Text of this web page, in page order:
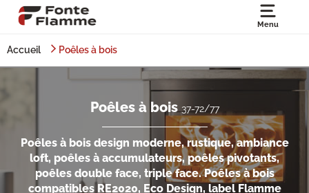
Menu
Accueil Poêles à bois
Poêles à bois37-72/77
Poêles à bois design moderne, rustique, ambiance
loft, poêles à accumulateurs, poêles pivotants,
poêles double face, triple face. Poêles à bois
compatibles RE2020, Eco Design, label Flamme